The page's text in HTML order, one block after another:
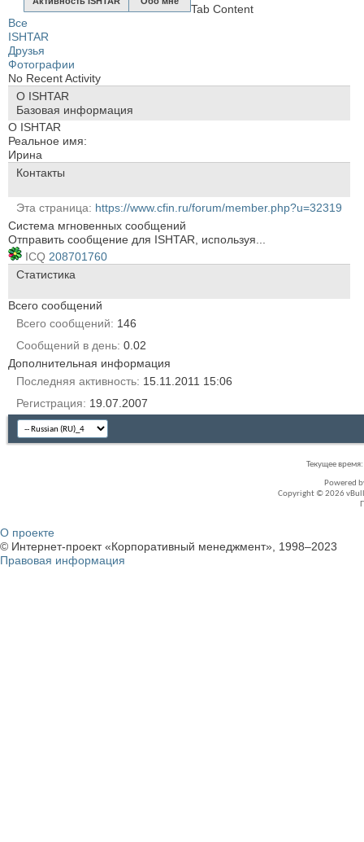
Tab Content
Все
ISHTAR
Друзья
Фотографии
No Recent Activity
О ISHTAR
Базовая информация
О ISHTAR
Реальное имя:
Ирина
Контакты
Эта страница
https://www.cfin.ru/forum/member.php?u=32319
Система мгновенных сообщений
Отправить сообщение для ISHTAR, используя...
ICQ 208701760
Статистика
Всего сообщений
Всего сообщений
146
Сообщений в день 0.02
Дополнительная информация
Последняя активность 15.11.2011 15:06
Регистрация
19.07.2007
Текущее время:
Powered
Copyright © 2026
О проекте
© Интернет-проект «Корпоративный менеджмент», 1998–2023
Правовая информация